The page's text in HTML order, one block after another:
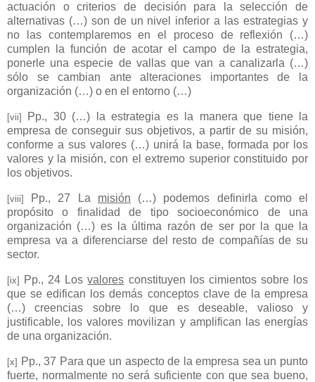
actuación o criterios de decisión para la selección de
alternativas (…) son de un nivel inferior a las estrategias y
no las contemplaremos en el proceso de reflexión (…)
cumplen la función de acotar el campo de la estrategia,
ponerle una especie de vallas que van a canalizarla (…)
sólo se cambian ante alteraciones importantes de la
organización (…) o en el entorno (…)
[vii]
Pp., 30 (…) la estrategia es la manera que tiene la
empresa de conseguir sus objetivos, a partir de su misión,
conforme a sus valores (…) unirá la base, formada por los
valores y la misión, con el extremo superior constituido por
los objetivos.
[viii] Pp., 27 La misión (…) podemos definirla como el
propósito o finalidad de tipo socioeconómico de una
organización (…) es la última razón de ser por la que la
empresa va a diferenciarse del resto de compañías de su
sector.
[ix] Pp., 24 Losvalores constituyen los cimientos sobre los
que se edifican los demás conceptos clave de la empresa
(…) creencias sobre lo que es deseable, valioso y
justificable, los valores movilizan y amplifican las energías
de una organización.
[x] Pp., 37 Para que un aspecto de la empresa sea un punto
fuerte, normalmente no será suficiente con que sea bueno,